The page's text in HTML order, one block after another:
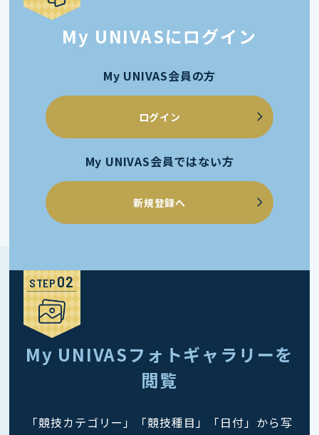
My UNIVASにログイン
My UNIVAS会員の方
ログイン
My UNIVAS会員ではない方
新規登録へ
STEP
My UNIVASフォトギャラリーを
閲覧
「競技カテゴリー」「競技種目」「日付」から写